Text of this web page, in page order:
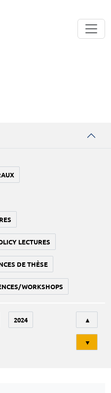
LECTURES
DE THÈSE
WORKSHOPS
2024 ▲
▼